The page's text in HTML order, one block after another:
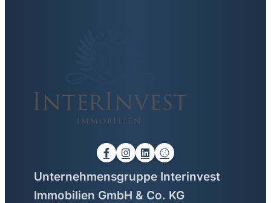
Unternehmensgruppe Interinvest
Immobilien GmbH & Co. KG